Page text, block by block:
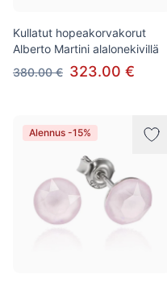
Kullatut hopeakorvakorut
Alberto Martini alalonekivillä
380.00 € 323.00 €
Alennus -15%